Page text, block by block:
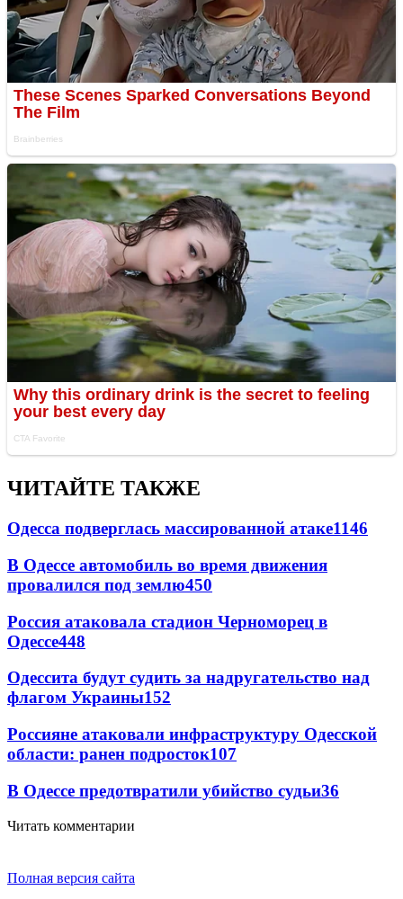
ЧИТАЙТЕ ТАКЖЕ
Одесса подверглась массированной атаке1146
В Одессе автомобиль во время движения
провалился под землю450
Россия атаковала стадион Черноморец в
Одессе448
Одессита будут судить за надругательство над
флагом Украины152
Россияне атаковали инфраструктуру Одесской
области: ранен подросток107
В Одессе предотвратили убийство судьи36
Читать комментарии
Полная версия сайта